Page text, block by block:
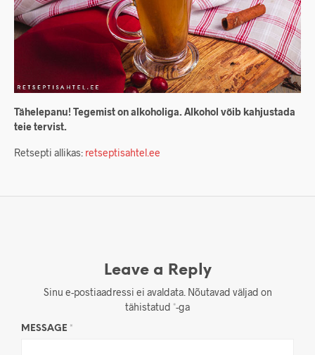
Tähelepanu! Tegemist on alkoholiga. Alkohol võib kahjustada
teie tervist.
Retsepti allikas: retseptisahtel.ee
Leave a Reply
Sinu e-postiaadressi ei avaldata. Nõutavad väljad on
tähistatud *-ga
MESSAGE *